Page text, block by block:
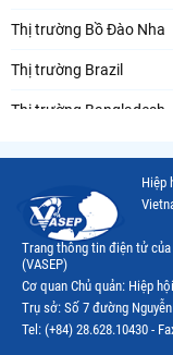
Thị trường Bồ Đào Nha
Thị trường Brazil
Thị trường Bangladesh
Thị trường Canada
Thị trường Ecuador
Thị trường EU
Thị trường Indonesia
Hiệp
Trang thông tin điện tử của
(VASEP)
Cơ quan Chủ quản: Hiệp
Trụ sở: Số 7 đường
Tel: (+84) 28.628.10430 -